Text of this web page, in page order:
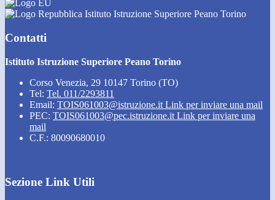
Istituto Istruzione Superiore Peano Torino
Contatti
Istituto Istruzione Superiore Peano Torino
Corso Venezia, 29 10147 Torino (TO)
Tel: Tel. 011/2293811
Email: TOIS061003@istruzione.it Link per inviare una mail
PEC: TOIS061003@pec.istruzione.it Link per inviare una
mail
C.F.: 80090680010
Sezione Link Utili